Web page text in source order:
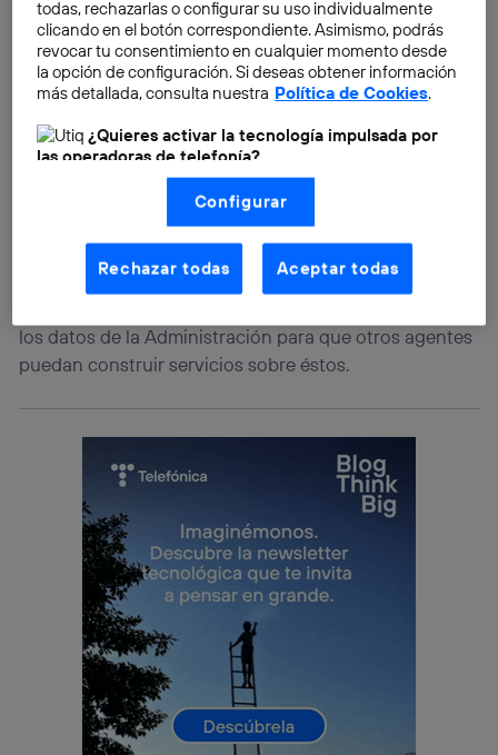
servicios que ya se proporcionan en el ámbito de lo
público puede significar continuar con el modelo
actual, que implica el pago por parte de la
público, aunque mejorado por la eficiencia que
otro lado, también puede suponer la colaboración
público-privada donde los modelos podrían ir desde la
compartición de ingresos, como el caso del pago de
peajes en las carreteras o el de la gestión del
los datos de la Administración para que otros agentes
puedan construir servicios sobre éstos.
todas, rechazarlas o configurar su uso individualmente
clicando en el botón correspondiente. Asimismo, podrás
revocar tu consentimiento en cualquier momento desde
la opción de configuración. Si deseas obtener información
más detallada, consulta nuestra Política de Cookies.
¿Quieres activar la tecnología impulsada por
las operadoras de telefonía?
Nosotros, Telefónica S.A., utilizamos la tecnología Utiq para
realizar nuestras acciones de marketing digital o análisis
(como se describe en este aviso de consentimiento)
basadas en tu navegación en nuestra(s) web(s)
aquí (solo cuando utilizas una conexión a
internet habilitada , proporcionada por una de las
operadoras de telefonía participantes, y otorgas tu
La tecnología Utiq está diseñada con la privacidad como
prioridad ofreciéndote elección y control.
información de la cuenta de cliente de
telecomunicaciones vinculada a la conexión que utilizas
(p. ej., número de teléfono móvil).
Este identificador se asigna a la conexión de internet, por
lo que cualquier persona que conecte su dispositivo y
consienta el uso de la tecnología recibirá el mismo
identificador. Típicamente:
Si utilizas una
conexión de banda ancha
el marketing o análisis se realizará en función de las
actividades de navegación de los miembros del hogar
que hayan dado su consentimiento.
Si utilizasdatos móviles, el marketing será más
personalizado, ya que se basará únicamente en la
navegación del usuario del móvil.
Configurar
Rechazar todas Aceptar todas